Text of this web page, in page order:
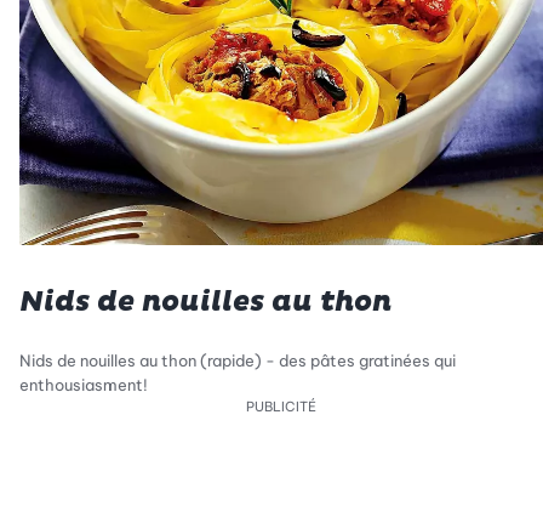
Nids de nouilles au thon
Nids de nouilles au thon (rapide) - des pâtes gratinées qui
enthousiasment!
PUBLICITÉ